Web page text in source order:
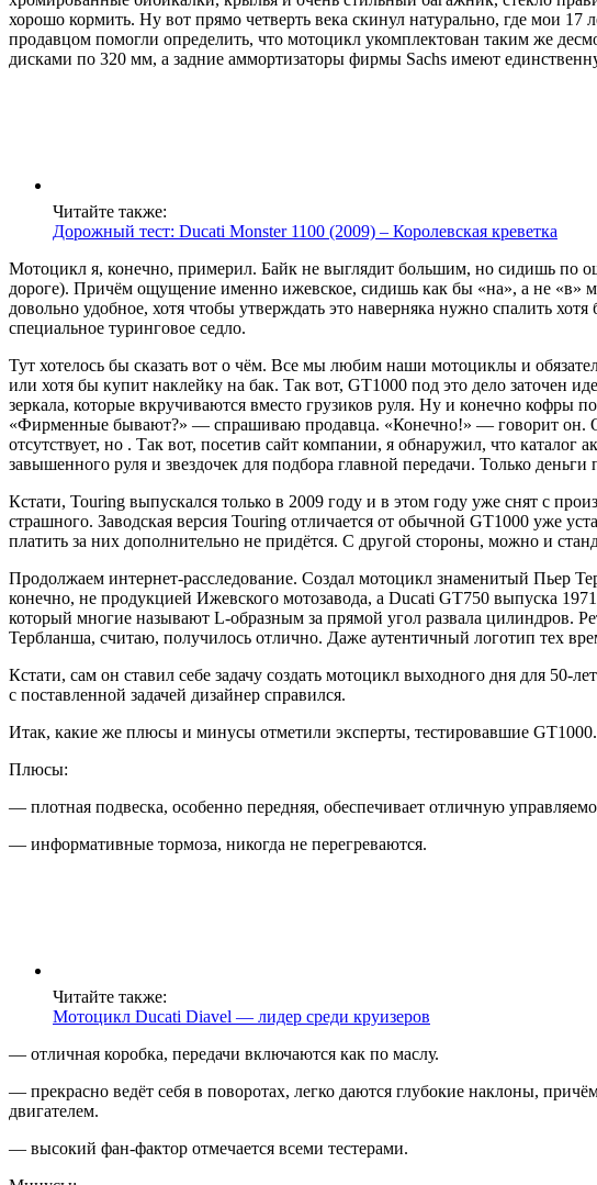
хорошо кормить. Ну вот прямо четверть века скинул натурально, где мои
продавцом помогли определить, что мотоцикл укомплектован таким же
дисками по 320 мм, а задние аммортизаторы фирмы Sachs имеют
Читайте также:
Дорожный тест: Ducati Monster 1100 (2009) – Королевская креветка
Мотоцикл я, конечно, примерил. Байк не выглядит большим, но сидишь по
дороге). Причём ощущение именно ижевское, сидишь как бы «на», а не «в»
довольно удобное, хотя чтобы утверждать это наверняка нужно спалить
специальное туринговое седло.
Тут хотелось бы сказать вот о чём. Все мы любим наши мотоциклы и
или хотя бы купит наклейку на бак. Так вот, GT1000 под это дело заточен
зеркала, которые вкручиваются вместо грузиков руля. Ну и конечно кофры
«Фирменные бывают?» — спрашиваю продавца. «Конечно!» — говорит он.
отсутствует, но . Так вот, посетив сайт компании, я обнаружил, что каталог
завышенного руля и звездочек для подбора главной передачи. Только деньги
Кстати, Touring выпускался только в 2009 году и в этом году уже снят с
страшного. Заводская версия Touring отличается от обычной GT1000 уже
платить за них дополнительно не придётся. С другой стороны, можно и
Продолжаем интернет-расследование. Создал мотоцикл знаменитый Пьер
конечно, не продукцией Ижевского мотозавода, а Ducati GT750 выпуска
который многие называют L-образным за прямой угол развала цилиндров.
Тербланша, считаю, получилось отлично. Даже аутентичный логотип тех
Кстати, сам он ставил себе задачу создать мотоцикл выходного дня для
с поставленной задачей дизайнер справился.
Итак, какие же плюсы и минусы отметили эксперты, тестировавшие GT1000.
Плюсы:
— плотная подвеска, особенно передняя, обеспечивает отличную
— информативные тормоза, никогда не перегреваются.
Читайте также:
Мотоцикл Ducati Diavel — лидер среди круизеров
— отличная коробка, передачи включаются как по маслу.
— прекрасно ведёт себя в поворотах, легко даются глубокие наклоны,
двигателем.
— высокий фан-фактор отмечается всеми тестерами.